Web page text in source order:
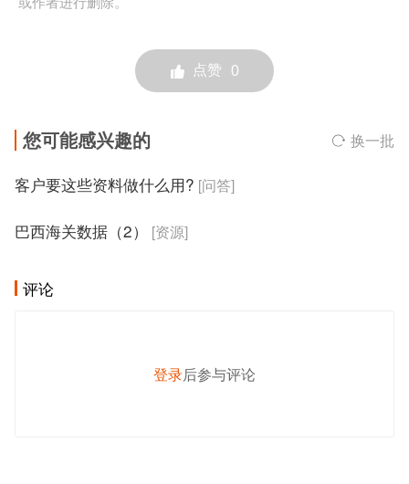
点赞 0
您可能感兴趣的 换一批
客户要这些资料做什么用? [问答]
巴西海关数据（2） [资源]
评论
登录后参与评论